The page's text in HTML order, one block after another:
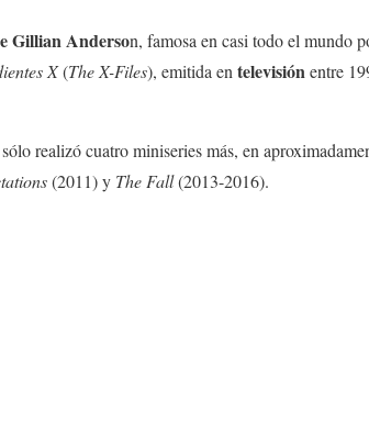
Gillian Anderson, famosa en casi todo el mundo
X(The X-Files), emitida en televisiónentre
realizó cuatro miniseries más, en
(2011) y The Fall(2013-2016).